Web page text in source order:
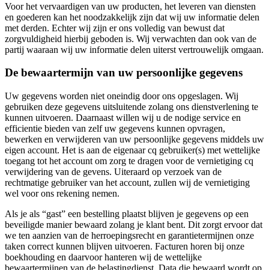
Voor het vervaardigen van uw producten, het leveren van diensten
en goederen kan het noodzakkelijk zijn dat wij uw informatie delen
met derden. Echter wij zijn er ons volledig van bewust dat
zorgvuldigheid hierbij geboden is. Wij verwachten dan ook van de
partij waaraan wij uw informatie delen uiterst vertrouwelijk omgaan.
De bewaartermijn van uw persoonlijke gegevens
Uw gegevens worden niet oneindig door ons opgeslagen. Wij
gebruiken deze gegevens uitsluitende zolang ons dienstverlening te
kunnen uitvoeren. Daarnaast willen wij u de nodige service en
efficientie bieden van zelf uw gegevens kunnen opvragen,
bewerken en verwijderen van uw persoonlijke gegevens middels uw
eigen account. Het is aan de eigenaar cq gebruiker(s) met wettelijke
toegang tot het account om zorg te dragen voor de vernietiging cq
verwijdering van de gevens. Uiteraard op verzoek van de
rechtmatige gebruiker van het account, zullen wij de vernietiging
wel voor ons rekening nemen.
Als je als “gast” een bestelling plaatst blijven je gegevens op een
beveiligde manier bewaard zolang je klant bent. Dit zorgt ervoor dat
we ten aanzien van de herroepingsrecht en garantietermijnen onze
taken correct kunnen blijven uitvoeren. Facturen horen bij onze
boekhouding en daarvoor hanteren wij de wettelijke